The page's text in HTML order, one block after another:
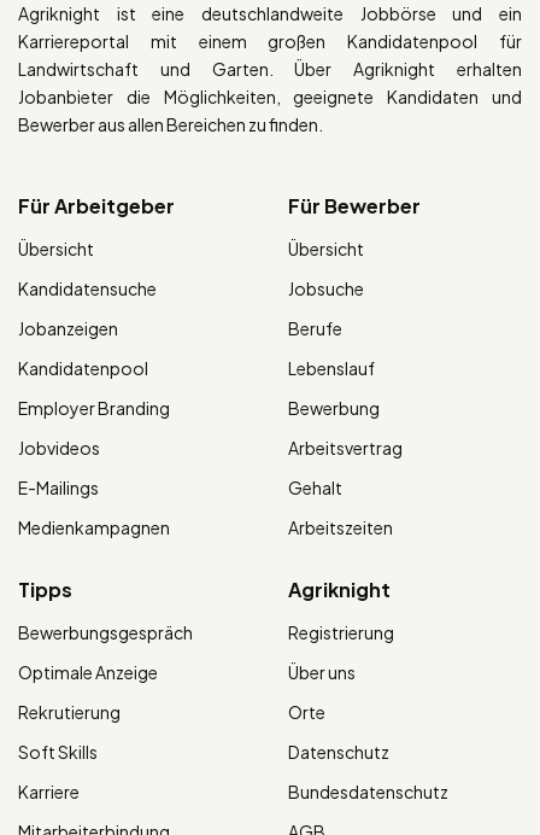
Agriknight ist eine deutschlandweite Jobbörse und ein
Karriereportal mit einem großen Kandidatenpool für
Landwirtschaft und Garten. Über Agriknight erhalten
Jobanbieter die Möglichkeiten, geeignete Kandidaten und
Bewerber aus allen Bereichen zu finden.
Für Arbeitgeber
Übersicht
Kandidatensuche
Jobanzeigen
Kandidatenpool
Employer Branding
Jobvideos
E-Mailings
Medienkampagnen
Für Bewerber
Übersicht
Jobsuche
Berufe
Lebenslauf
Bewerbung
Arbeitsvertrag
Gehalt
Arbeitszeiten
Tipps
Bewerbungsgespräch
Optimale Anzeige
Rekrutierung
Soft Skills
Karriere
Agriknight
Registrierung
Über uns
Orte
Datenschutz
Bundesdatenschutz